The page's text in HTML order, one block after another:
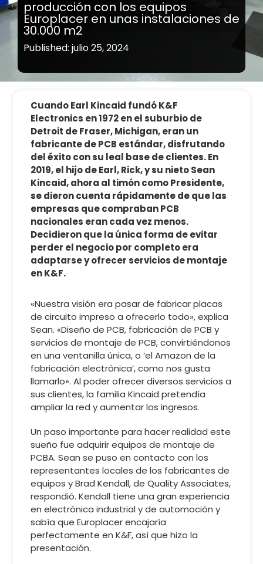
producción con los equipos
Europlacer en unas instalaciones de
30.000 m2
Published: julio 25, 2024
Cuando Earl Kincaid fundó K&F
Electronics en 1972 en el suburbio de
Detroit de Fraser, Michigan, eran un
fabricante de PCB estándar, disfrutando
del éxito con su leal base de clientes. En
2019, el hijo de Earl, Rick, y su nieto Sean
Kincaid, ahora al timón como Presidente,
se dieron cuenta rápidamente de que las
empresas que compraban PCB
nacionales eran cada vez menos.
Decidieron que la única forma de evitar
perder el negocio por completo era
adaptarse y ofrecer servicios de montaje
en K&F.
«Nuestra visión era pasar de fabricar placas
de circuito impreso a ofrecerlo todo», explica
Sean. «Diseño de PCB, fabricación de PCB y
servicios de montaje de PCB, convirtiéndonos
en una ventanilla única, o ‘el Amazon de la
fabricación electrónica’, como nos gusta
llamarlo». Al poder ofrecer diversos servicios a
sus clientes, la familia Kincaid pretendía
ampliar la red y aumentar los ingresos.
Un paso importante para hacer realidad este
sueño fue adquirir equipos de montaje de
PCBA. Sean se puso en contacto con los
representantes locales de los fabricantes de
equipos y Brad Kendall, de Quality Associates,
respondió. Kendall tiene una gran experiencia
en electrónica industrial y de automoción y
sabía que Europlacer encajaría
perfectamente en K&F, así que hizo la
presentación.